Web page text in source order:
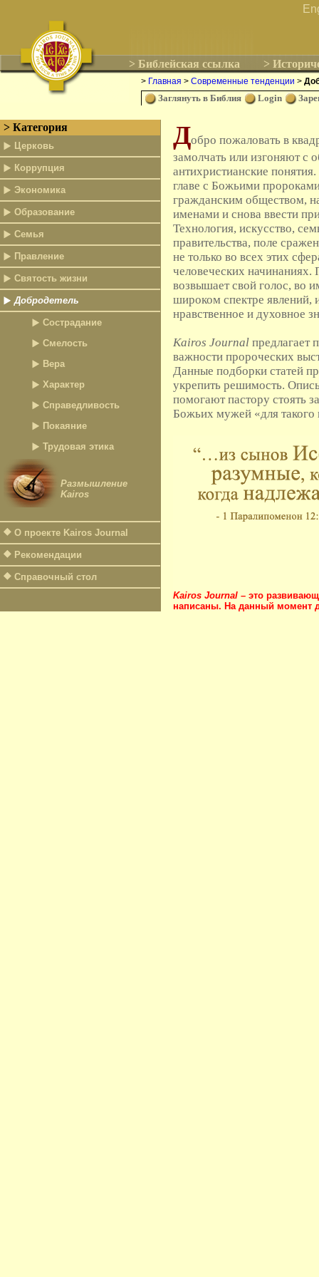
> Библейская ссылка >
> Главная > Современные тенденции >
Заглянуть в Библия Login
> Категория
Церковь
Коррупция
Экономика
Образование
Семья
Правление
Святость жизни
Добродетель
Сострадание
Смелость
Вера
Характер
Справедливость
Покаяние
Трудовая этика
Размышление
Kairos
О проекте Kairos Journal
Рекомендации
Справочный стол
Добро пожаловать в
замолчать или изгоняют с
антихристианские понятия.
главе с Божьими
гражданским обществом,
именами и снова ввести
Технология, искусство,
правительства, поле
не только во всех этих
человеческих
возвышает свой голос, во
широком спектре
нравственное и духовное
Kairos Journal предлагает
важности пророческих
Данные подборки статей
укрепить решимость.
помогают пастору стоять
Божьих мужей «для такого
Kairos Journal – это
написаны. На данный момент